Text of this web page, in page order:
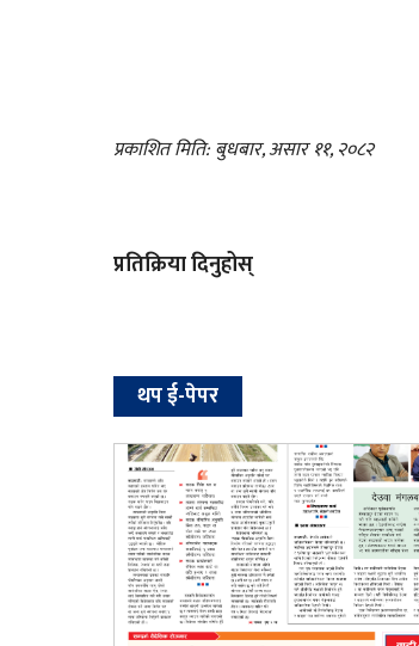
प्रकाशित मिति: बुधबार, असार ११, २०८२
प्रतिक्रिया दिनुहोस्
थप ई-पेपर